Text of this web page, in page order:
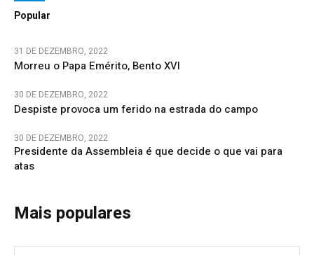
Popular
31 DE DEZEMBRO, 2022
Morreu o Papa Emérito, Bento XVI
30 DE DEZEMBRO, 2022
Despiste provoca um ferido na estrada do campo
30 DE DEZEMBRO, 2022
Presidente da Assembleia é que decide o que vai para
atas
Mais populares